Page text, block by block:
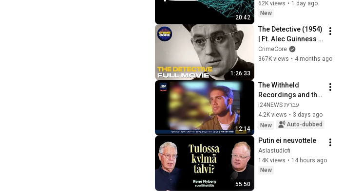
20:42
62K views • 1 day ago
New
1:26:33
The Detective (1954)
| Ft. Alec Guinness |
Full Movie |
CrimeCore
CrimeCore
367K views • 4 months ago
12:14
The Withheld
Recordings and the
Commander Speaks
for the First Time:
20 Years Since the
i24NEWS עברית
4.2K views • 3 days ago
New
Auto-dubbed
55:50
Putin ei neuvottele
Asiastudiofi
14K views • 14 hours ago
New